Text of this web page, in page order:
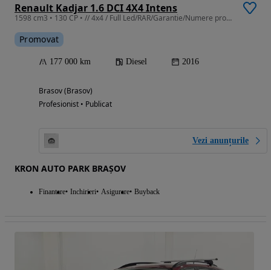
Renault Kadjar 1.6 DCI 4X4 Intens
1598 cm3 • 130 CP • // 4x4 / Full Led/RAR/Garantie/Numere provizorii / Anvelope noi /
Promovat
177 000 km Diesel 2016
Brasov (Brasov)
Profesionist • Publicat
Vezi anunțurile
KRON AUTO PARK BRAȘOV
Finantare Inchirieri Asigurare Buyback